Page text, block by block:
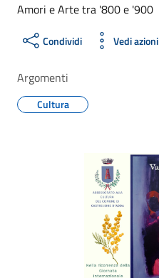
Amori e Arte tra '800 e '900
Condividi Vedi azioni
Argomenti
Cultura